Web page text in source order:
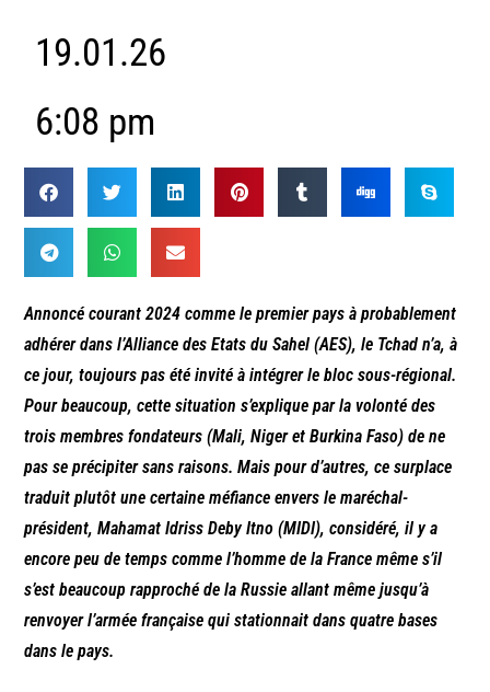
19.01.26
6:08 pm
Annoncé courant 2024 comme le premier pays à probablement
adhérer dans l’Alliance des Etats du Sahel (AES), le Tchad n’a, à
ce jour, toujours pas été invité à intégrer le bloc sous-régional.
Pour beaucoup, cette situation s’explique par la volonté des
trois membres fondateurs (Mali, Niger et Burkina Faso) de ne
pas se précipiter sans raisons. Mais pour d’autres, ce surplace
traduit plutôt une certaine méfiance envers le maréchal-
président, Mahamat Idriss Deby Itno (MIDI), considéré, il y a
encore peu de temps comme l’homme de la France même s’il
s’est beaucoup rapproché de la Russie allant même jusqu’à
renvoyer l’armée française qui stationnait dans quatre bases
dans le pays.